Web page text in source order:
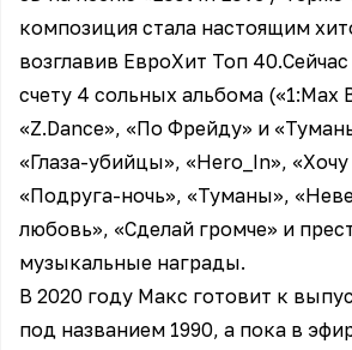
композиция стала настоящим
возглавив ЕвроХит Топ 40.Сейчас
счету 4 сольных альбома («1:Max
«Z.Dance», «По Фрейду» и
«Глаза-убийцы», «Hero_In»,
«Подруга-ночь», «Туманы»,
любовь», «Сделай громче» и
музыкальные награды.
В 2020 году Макс готовит к
под названием 1990, а пока в